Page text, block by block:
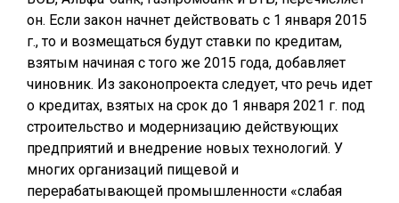
он. Если закон начнет действовать с 1 января 2015
г., то и возмещаться будут ставки по кредитам,
взятым начиная с того же 2015 года, добавляет
чиновник. Из законопроекта следует, что речь идет
о кредитах, взятых на срок до 1 января 2021 г. под
строительство и модернизацию действующих
предприятий и внедрение новых технологий. У
многих организаций пищевой и
перерабатывающей промышленности «слабая